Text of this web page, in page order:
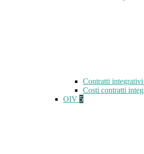
Contratti integrativi
Costi contratti
OIV 5